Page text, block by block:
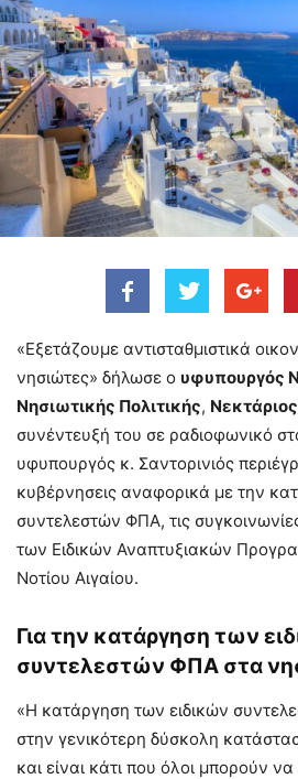
«Εξετάζουμε αντισταθμιστικά
νησιώτες» δήλωσε ο υφυπουργός
Νησιωτικής Πολιτικής,
συνέντευξή του σε ραδιοφωνικό
υφυπουργός κ. Σαντορινιός
κυβέρνησεις αναφορικά με την
συντελεστών ΦΠΑ, τις
των Ειδικών Αναπτυξιακών
Νοτίου Αιγαίου.
Για την κατάργηση των
συντελεστών ΦΠΑ στα
«Η κατάργηση των ειδικών
στην γενικότερη δύσκολη
και είναι κάτι που όλοι μπορούν